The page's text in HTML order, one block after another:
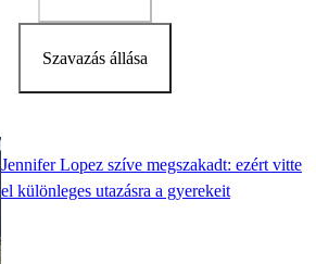
Szavazás állása
Jennifer Lopez szíve megszakadt: ezért vitte
el különleges utazásra a gyerekeit